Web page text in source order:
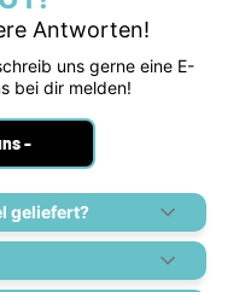
Antworten!
uns gerne eine E-
bei dir melden!
-
geliefert?